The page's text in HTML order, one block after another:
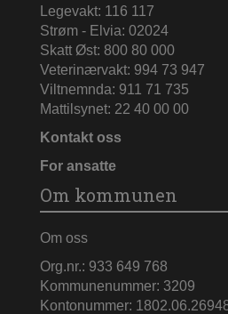
Legevakt: 116 117
Strøm - Elvia: 02024
Skatt Øst: 800 80 000
Veterinærvakt: 994 73 947
Viltnemnda: 911 71 735
Mattilsynet: 22 40 00 00
Kontakt oss
For ansatte
Om kommunen
Om oss
Org.nr.: 933 649 768
Kommunenummer: 3209
Kontonummer: